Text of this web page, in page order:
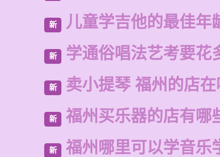
新 儿童学吉他的最佳年
新 学通俗唱法艺考要花
新 卖小提琴 福州的店
新 福州买乐器的店有哪
新 福州哪里可以学音乐